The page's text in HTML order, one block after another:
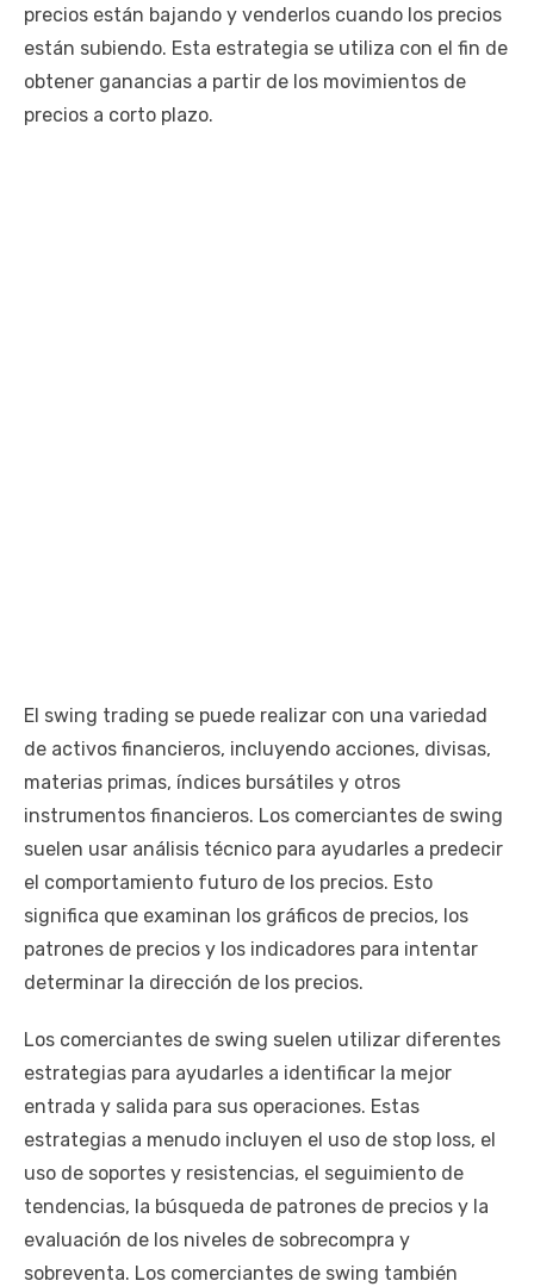
precios están bajando y venderlos cuando los precios
están subiendo. Esta estrategia se utiliza con el fin de
obtener ganancias a partir de los movimientos de
precios a corto plazo.
El swing trading se puede realizar con una variedad
de activos financieros, incluyendo acciones, divisas,
materias primas, índices bursátiles y otros
instrumentos financieros. Los comerciantes de swing
suelen usar análisis técnico para ayudarles a predecir
el comportamiento futuro de los precios. Esto
significa que examinan los gráficos de precios, los
patrones de precios y los indicadores para intentar
determinar la dirección de los precios.
Los comerciantes de swing suelen utilizar diferentes
estrategias para ayudarles a identificar la mejor
entrada y salida para sus operaciones. Estas
estrategias a menudo incluyen el uso de stop loss, el
uso de soportes y resistencias, el seguimiento de
tendencias, la búsqueda de patrones de precios y la
evaluación de los niveles de sobrecompra y
sobreventa. Los comerciantes de swing también